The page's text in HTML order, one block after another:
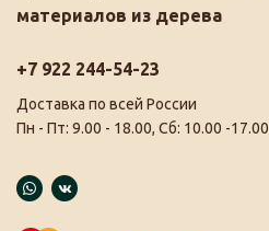
материалов из дерева
+7 922 244-54-23
Доставка по всей России
Пн - Пт: 9.00 - 18.00, Сб: 10.00 -17.00